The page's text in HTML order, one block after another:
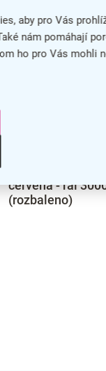
aby pro Vás
nám pomáhají
ho pro Vás mohli
ROZBALENO
SMONTOVÁNO
červená - ral
(rozbaleno)